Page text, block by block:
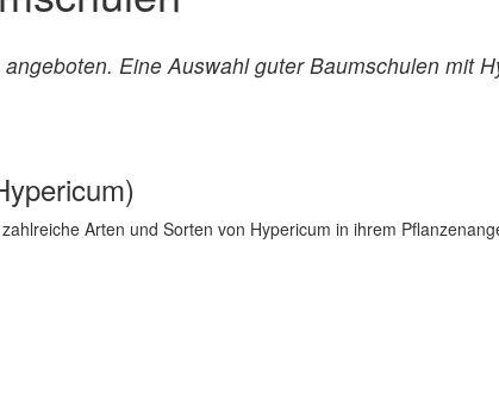
Eine Auswahl guter Baumschulen mit
Arten und Sorten von Hypericum in ihrem